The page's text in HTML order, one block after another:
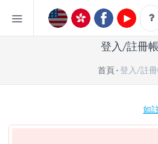
登入/註冊
首頁 登入/註
如